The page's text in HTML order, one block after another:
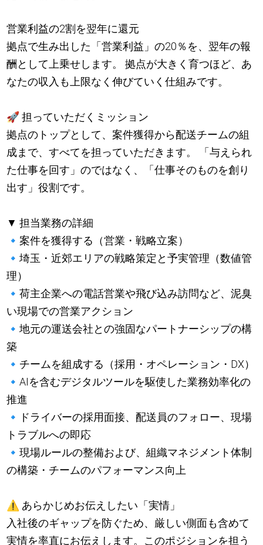
営業利益の2割を翌年に還元
拠点で生み出した「営業利益」の20％を、翌年の報
酬として上乗せします。 拠点が大きく育つほど、あ
なたの収入も上限なく伸びていく仕組みです。
🚀 担っていただくミッション
拠点のトップとして、案件獲得から配送チームの組
成まで、すべてを担っていただきます。 「与えられ
た仕事を回す」のではなく、「仕事そのものを創り
出す」役割です。
▼ 担当業務の詳細
🔹案件を獲得する（営業・戦略立案）
🔹埼玉・近郊エリアの戦略策定と予実管理（数値管
理）
🔹荷主企業への電話営業や飛び込み訪問など、泥臭
い現場での営業アクション
🔹地元の運送会社との強固なパートナーシップの構
築
🔹 チームを組成する（採用・オペレーション・DX）
🔹AIを含むデジタルツールを駆使した業務効率化の
推進
🔹
ドライバーの採用面接、配送員のフォロー、現場
トラブルへの即応
🔹現場ルールの整備および、組織マネジメント体制
の構築・チームのパフォーマンス向上
⚠️ あらかじめお伝えしたい「実情」
入社後のギャップを防ぐため、厳しい側面も含めて
実情を率直にお伝えします。このポジションを担う